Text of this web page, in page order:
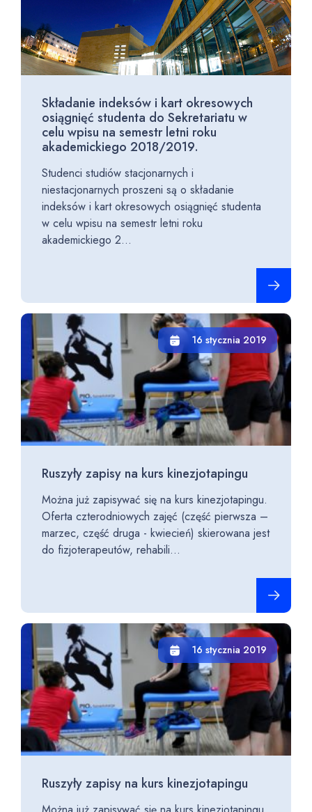
Składanie indeksów i kart okresowych
osiągnięć studenta do Sekretariatu w
celu wpisu na semestr letni roku
akademickiego 2018/2019.
Studenci studiów stacjonarnych i
niestacjonarnych proszeni są o składanie
indeksów i kart okresowych osiągnięć studenta
w celu wpisu na semestr letni roku
akademickiego 2...
16 stycznia 2019
Ruszyły zapisy na kurs kinezjotapingu
Można już zapisywać się na kurs kinezjotapingu.
Oferta czterodniowych zajęć (część pierwsza –
marzec, część druga - kwiecień) skierowana jest
do fizjoterapeutów, rehabili...
16 stycznia 2019
Ruszyły zapisy na kurs kinezjotapingu